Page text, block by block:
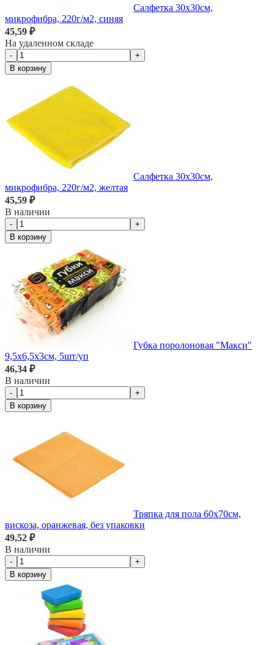
Салфетка 30х30см,
микрофибра, 220г/м2, синяя
45,59 ₽
На удаленном складе
-
+
В корзину
Салфетка 30х30см,
микрофибра, 220г/м2, желтая
45,59 ₽
В наличии
-
+
В корзину
Губка поролоновая "Макси"
9,5х6,5х3см, 5шт/уп
46,34 ₽
В наличии
-
+
В корзину
Тряпка для пола 60х70см,
вискоза, оранжевая, без упаковки
49,52 ₽
В наличии
-
+
В корзину